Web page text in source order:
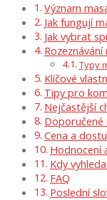
Význam
Jak fungují
Jak vybrat
Typy
Klíčové
Tipy pro
Nejčastější
Doporučené
Cena a
Hodnocení
Kdy
FAQ
Poslední